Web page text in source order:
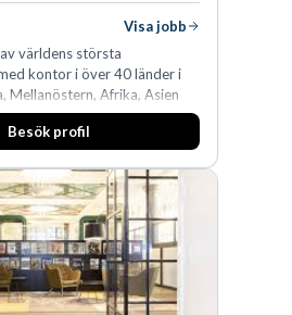
Visa jobb
världens största
kontor i över 40 länder i
Mellanöstern, Afrika, Asien
är specialister inom
områden och vi har några
på fem kontor i Stockholm,
Oslo och Helsingfors kan vi
våra klienter en unik,
nordisk
i centrala Stockholm är
medarbetare.
Besök profil